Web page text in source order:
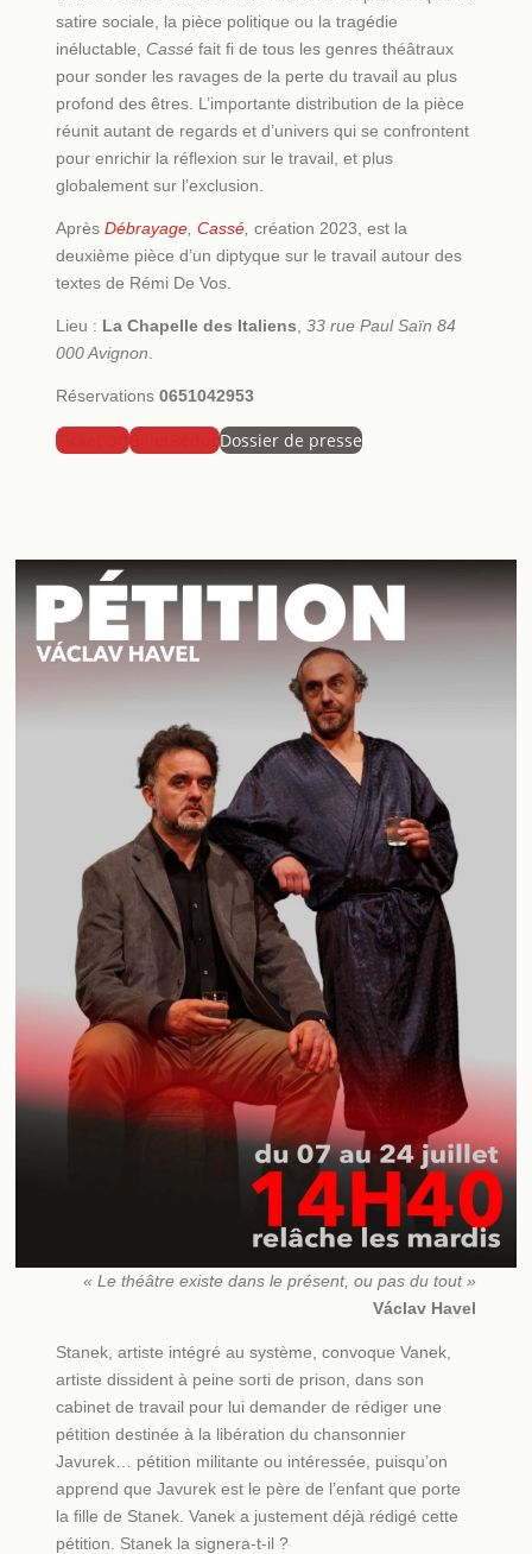
satire sociale, la pièce politique ou la tragédie
inéluctable, Cassé fait fi de tous les genres théâtraux
pour sonder les ravages de la perte du travail au plus
profond des êtres. L’importante distribution de la pièce
réunit autant de regards et d’univers qui se confrontent
pour enrichir la réflexion sur le travail, et plus
globalement sur l’exclusion.
Après Débrayage, Cassé, création 2023, est la
deuxième pièce d’un diptyque sur le travail autour des
textes de Rémi De Vos.
Lieu : La Chapelle des Italiens, 33 rue Paul Saïn 84
000 Avignon.
Réservations 0651042953
Ticket’OffBilletRéducDossier de presse
« Le théâtre existe dans le présent, ou pas du tout »
Václav Havel
Stanek, artiste intégré au système, convoque Vanek,
artiste dissident à peine sorti de prison, dans son
cabinet de travail pour lui demander de rédiger une
pétition destinée à la libération du chansonnier
Javurek… pétition militante ou intéressée, puisqu’on
apprend que Javurek est le père de l’enfant que porte
la fille de Stanek. Vanek a justement déjà rédigé cette
pétition. Stanek la signera-t-il ?